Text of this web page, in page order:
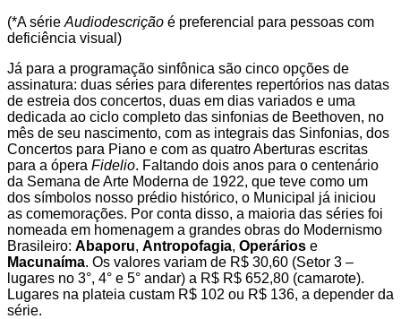
(*A série Audiodescrição é preferencial para pessoas com
deficiência visual)
Já para a programação sinfônica são cinco opções de
assinatura: duas séries para diferentes repertórios nas datas
de estreia dos concertos, duas em dias variados e uma
dedicada ao ciclo completo das sinfonias de Beethoven, no
mês de seu nascimento, com as integrais das Sinfonias, dos
Concertos para Piano e com as quatro Aberturas escritas
para a ópera Fidelio. Faltando dois anos para o centenário
da Semana de Arte Moderna de 1922, que teve como um
dos símbolos nosso prédio histórico, o Municipal já iniciou
as comemorações. Por conta disso, a maioria das séries foi
nomeada em homenagem a grandes obras do Modernismo
Brasileiro: Abaporu, Antropofagia, Operários e
Macunaíma. Os valores variam de R$ 30,60 (Setor 3 –
lugares no 3°, 4° e 5° andar) a R$ R$ 652,80 (camarote).
Lugares na plateia custam R$ 102 ou R$ 136, a depender da
série.